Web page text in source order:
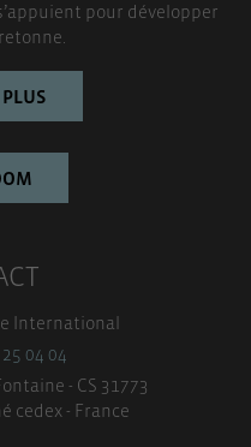
pour développer
International
04 04
- CS 31773
cedex - France